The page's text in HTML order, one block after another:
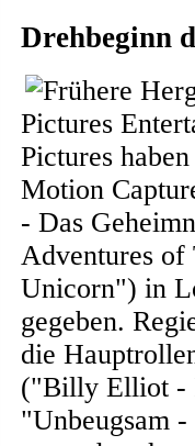
Drehbeginn
Pictures
Pictures
Motion
- Das
Adventures of
Unicorn") in
gegeben.
die
("Billy Elliot -
"Unbeugsam